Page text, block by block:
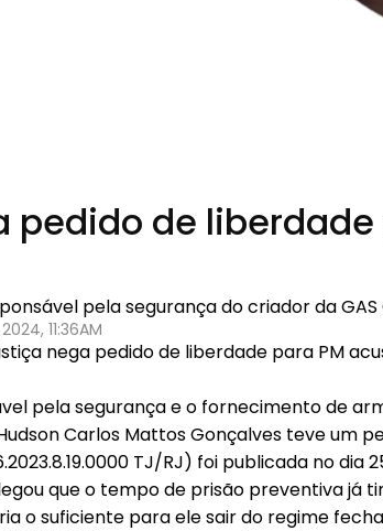
pedido de
pela segurança do criador da
11:36AM
pela segurança e o fornecimento de
Carlos Mattos Gonçalves teve um
TJ/RJ) foi publicada no
que o tempo de prisão preventiva já
o suficiente para ele sair do regime